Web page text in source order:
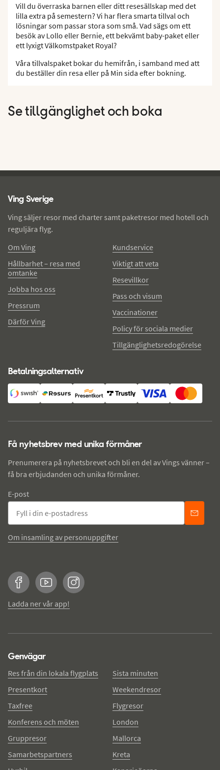
Vill du överraska barnen eller ditt resesällskap med det
lilla extra på semestern? Vi har flera smarta tillval och
lösningar som passar stora som små. Vad sägs om ett
besök av Lollo eller Bernie, ett bekvämt baby-paket eller
ett lyxigt Välkomstpaket Royal?
Våra tillvalspaket bokar du hemifrån, i samband med att
du beställer din resa eller på Min sida efter bokning.
Se tillgänglighet och boka
Ving Sverige
Ving säljer resor med charter samt paketresor med hotell och
reguljära flyg.
Om Ving
Hållbarhet – resa med
omtanke
Jobba hos oss
Pressrum
Därför Ving
Kundservice
Viktigt att veta
Resevillkor
Pass och visum
Vaccinationer
Policy för sociala medier
Tillgänglighetsredogörelse
Betalningsalternativ
Få nyhetsbrev med unika förmåner
Prenumerera på nyhetsbrevet och bli en del av Vings vänner –
få bra erbjudanden och unika förmåner.
E-post
Om insamling av personuppgifter
FacebookYouTubeInstagram
Ladda ner vår app!
Genvägar
Res från din lokala flygplats
Presentkort
Taxfree
Konferens och möten
Gruppresor
Samarbetspartners
Sista minuten
Weekendresor
Flygresor
London
Mallorca
Kreta